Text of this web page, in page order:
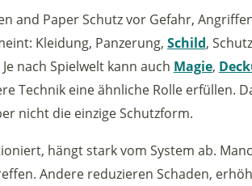
and Paper Schutz vor Gefahr,
Kleidung, Panzerung, Schild,
nach Spielwelt kann auch Magie,
Technik eine ähnliche Rolle erfüllen.
nicht die einzige Schutzform.
hängt stark vom System ab.
Andere reduzieren Schaden,